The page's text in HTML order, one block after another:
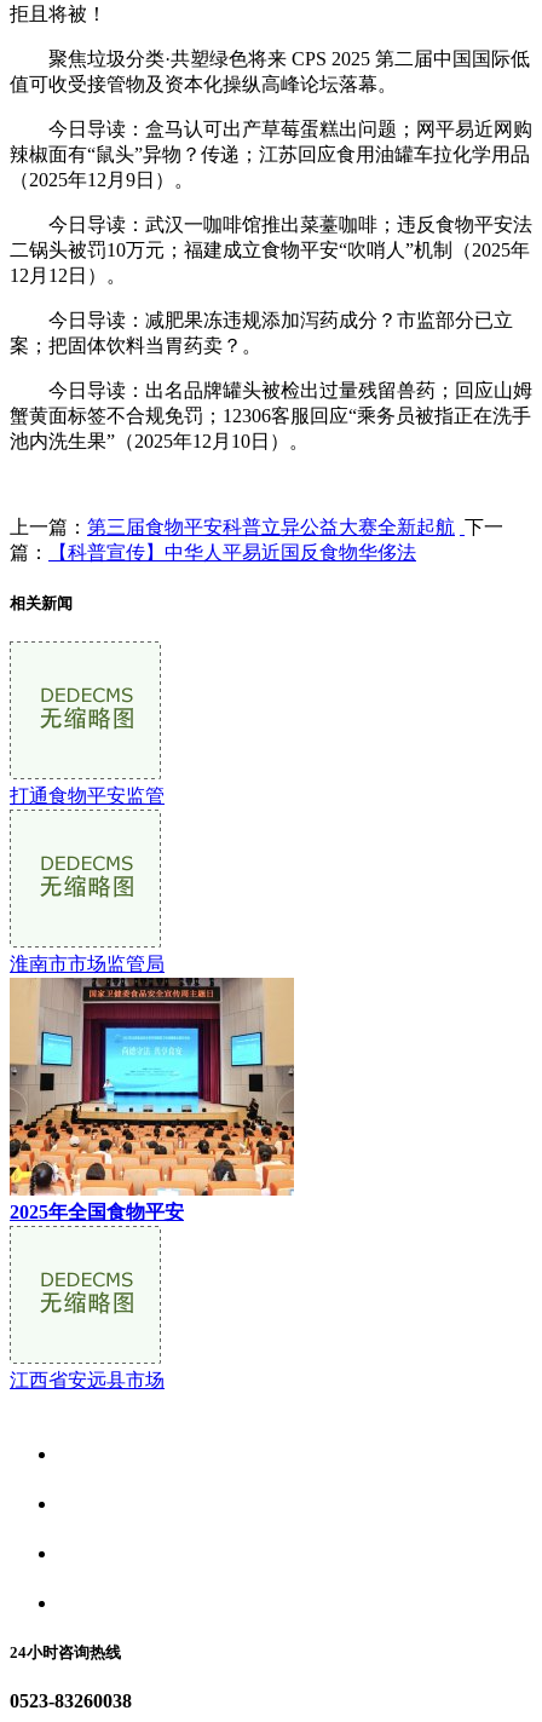
拒且将被！
聚焦垃圾分类·共塑绿色将来 CPS 2025 第二届中国国际低
值可收受接管物及资本化操纵高峰论坛落幕。
今日导读：盒马认可出产草莓蛋糕出问题；网平易近网购
辣椒面有“鼠头”异物？传递；江苏回应食用油罐车拉化学用品
（2025年12月9日）。
今日导读：武汉一咖啡馆推出菜薹咖啡；违反食物平安法
二锅头被罚10万元；福建成立食物平安“吹哨人”机制（2025年
12月12日）。
今日导读：减肥果冻违规添加泻药成分？市监部分已立
案；把固体饮料当胃药卖？。
今日导读：出名品牌罐头被检出过量残留兽药；回应山姆
蟹黄面标签不合规免罚；12306客服回应“乘务员被指正在洗手
池内洗生果”（2025年12月10日）。
上一篇： 第三届食物平安科普立异公益大赛全新起航 下一
篇：
【科普宣传】中华人平易近国反食物华侈法
相关新闻
打通食物平安监管
淮南市市场监管局
2025年全国食物平安
江西省安远县市场
24小时咨询热线
0523-83260038